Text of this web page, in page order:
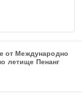
от Международно
летище Пенанг